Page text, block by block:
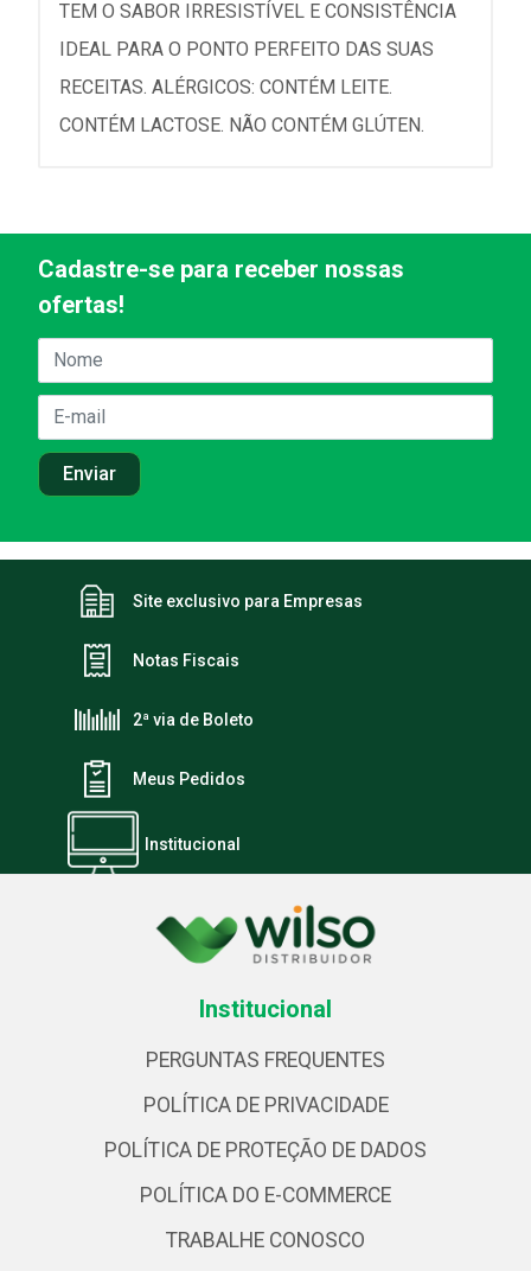
TEM O SABOR IRRESISTÍVEL E CONSISTÊNCIA
IDEAL PARA O PONTO PERFEITO DAS SUAS
RECEITAS. ALÉRGICOS: CONTÉM LEITE.
CONTÉM LACTOSE. NÃO CONTÉM GLÚTEN.
Cadastre-se para receber nossas
ofertas!
Site exclusivo para Empresas
Notas Fiscais
2ª via de Boleto
Meus Pedidos
Institucional
Institucional
PERGUNTAS FREQUENTES
POLÍTICA DE PRIVACIDADE
POLÍTICA DE PROTEÇÃO DE DADOS
POLÍTICA DO E-COMMERCE
TRABALHE CONOSCO